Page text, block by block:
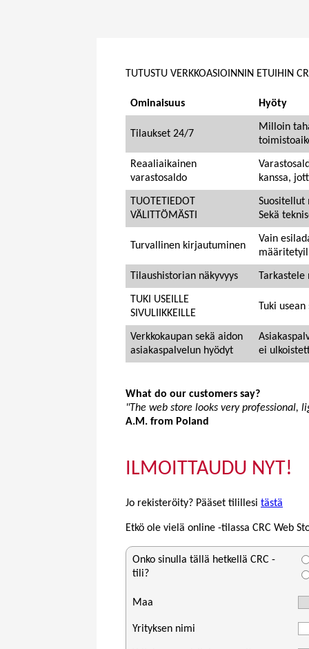
TUTUSTU VERKKOASIOINNIN ETUIHIN
Ominaisuus Hyöty
Tilaukset 24/7
Milloin
Reaaliaikainen
varastosaldo
kanssa,
TUOTETIEDOT
VÄLITTÖMÄSTI
Suositellut
Sekä
Turvallinen kirjautuminen
Vain
Tilaushistorian näkyvyys
TUKI USEILLE
SIVULIIKKEILLE
Tuki
Verkkokaupan sekä aidon
asiakaspalvelun hyödyt
ei
What do our customers say?
"The web store looks very professional,
A.M. from Poland
ILMOITTAUDU NYT!
Jo rekisteröity? Pääset tilillesi tästä
Etkö ole vielä online -tilassa CRC Web
Onko sinulla tällä hetkellä CRC -
tili?
Maa
Yrityksen nimi